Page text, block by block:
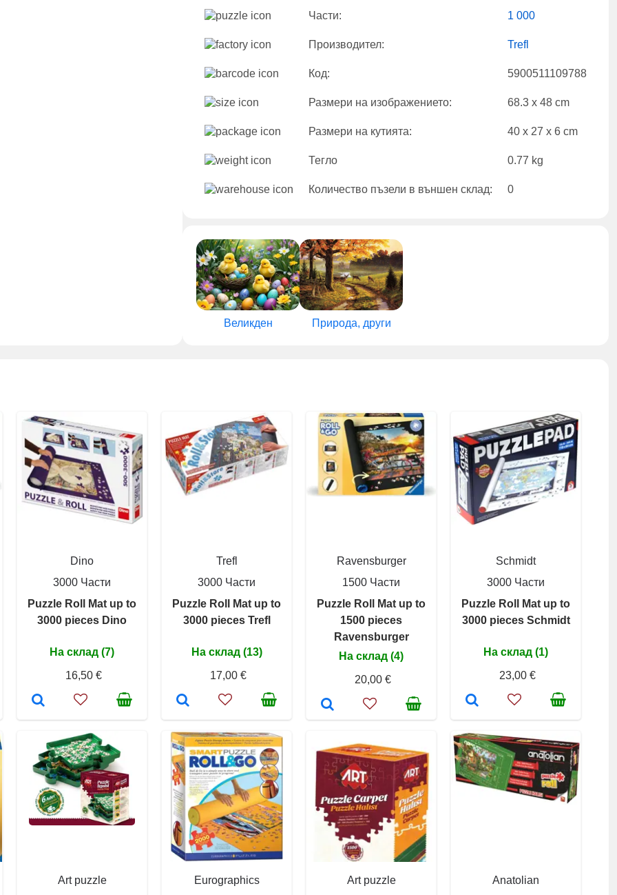
Части: 1 000
Производител: Trefl
Код: 5900511109788
Размери на изображението: 68.3 x 48 cm
Размери на кутията: 40 x 27 x 6 cm
Тегло 0.77 kg
Количество пъзели в външен склад: 0
Великден Природа, други
Dino
3000 Части
Puzzle Roll Mat up to
3000 pieces Dino
На склад (7)
16,50 €
Trefl
3000 Части
Puzzle Roll Mat up to
3000 pieces Trefl
На склад (13)
17,00 €
Ravensburger
1500 Части
Puzzle Roll Mat up to
1500 pieces
Ravensburger
На склад (4)
20,00 €
Schmidt
3000 Части
Puzzle Roll Mat up to
3000 pieces Schmidt
На склад (1)
23,00 €
Art puzzle
Eurographics
Art puzzle
Anatolian